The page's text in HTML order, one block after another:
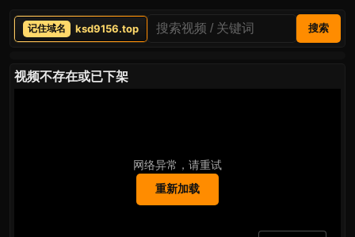
ksd9156.top 搜索
视频不存在或已下架
网络异常，请重试
重新加载